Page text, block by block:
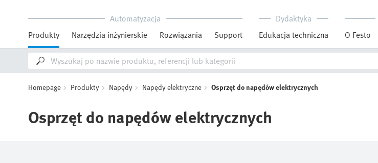
Automatyzacja
Produkty
Narzędzia inżynierskie Rozwiązania Support
Dydaktyka
Edukacja techniczna
O Festo
Homepage Produkty Napędy Napędy elektryczne Osprzęt do napędów elektrycznych
Osprzęt do napędów elektrycznych